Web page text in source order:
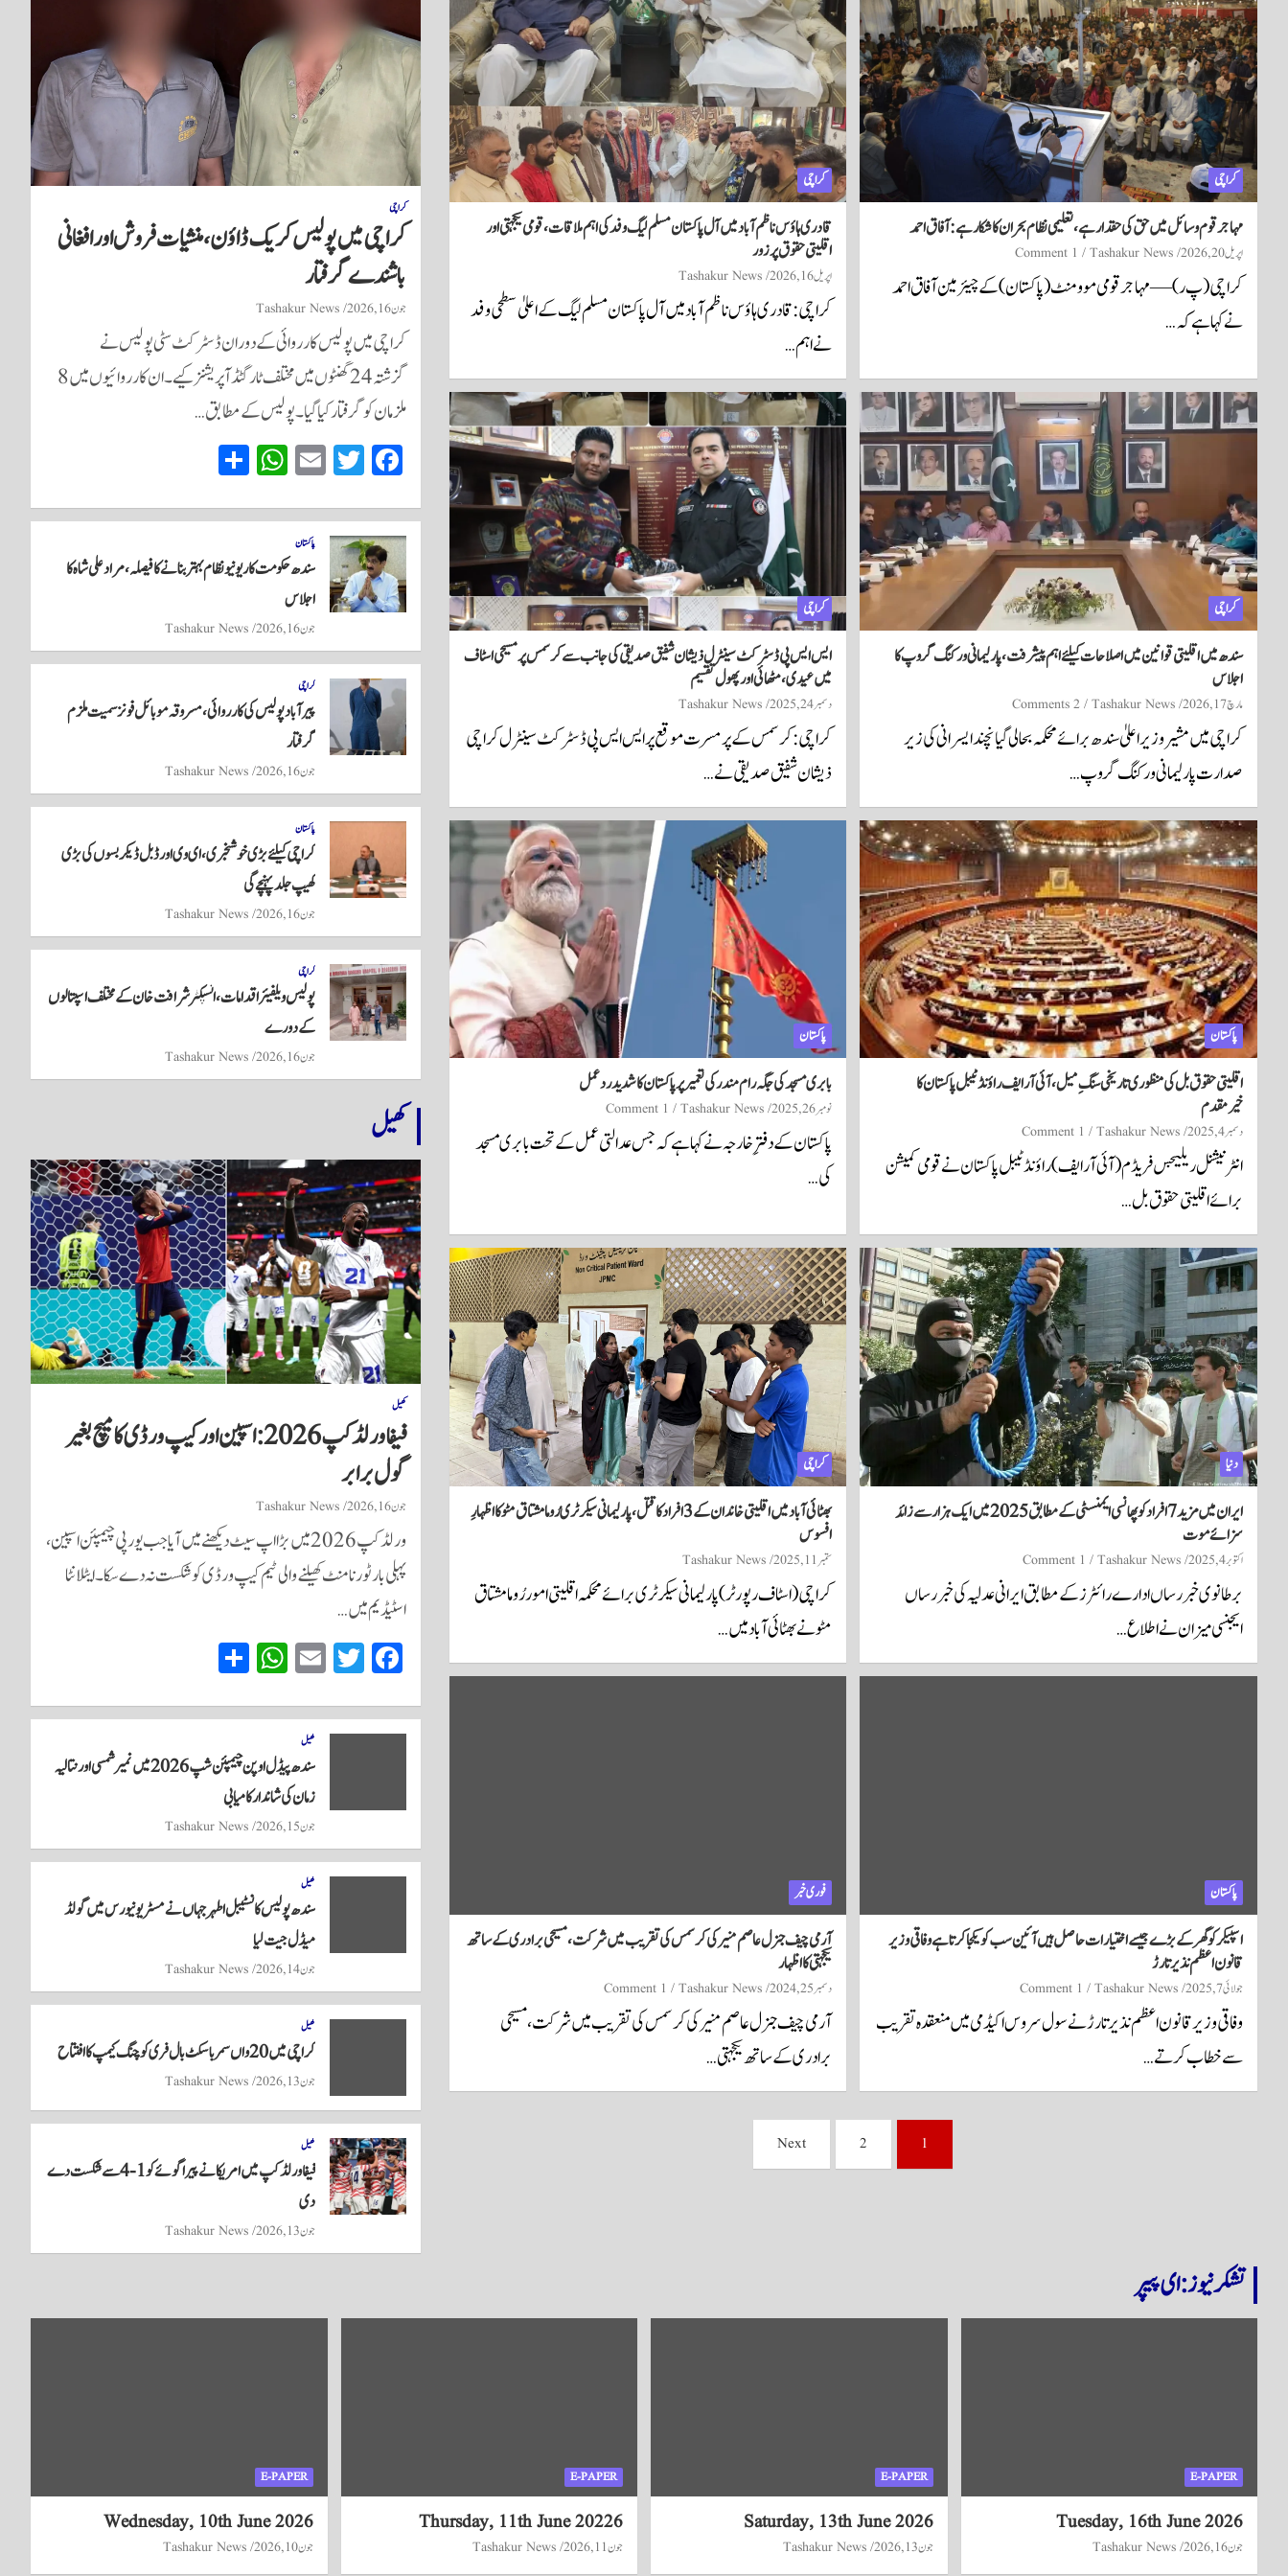
کراچی
مہاجر قوم وسائل میں حق کی حقدار ہے، تعلیمی نظام بحران کا شکار ہے: آفاق احمد
اپریل 20, 2026 Tashakur News
1 Comment
کراچی (پ ر) — مہاجر قومی موومنٹ (پاکستان) کے چیئرمین آفاق احمد
نے کہا ہے کہ…
کراچی
قادری ہاؤس ناظم آباد میں آل پاکستان مسلم لیگ وفد کی اہم ملاقات، قومی یکجہتی اور
اقلیتی حقوق پر زور
اپریل 16, 2026 Tashakur News
کراچی: قادری ہاؤس ناظم آباد میں آل پاکستان مسلم لیگ کے اعلیٰ سطحی وفد
نے اہم…
کراچی
سندھ میں اقلیتی قوانین میں اصلاحات کیلئے اہم پیشرفت، پارلیمانی ورکنگ گروپ کا
اجلاس
مارچ 17, 2026 Tashakur News
2 Comments
کراچی میں مشیر وزیراعلیٰ سندھ برائے محکمہ بحالی گیانچند ایسرانی کی زیر
صدارت پارلیمانی ورکنگ گروپ…
کراچی
ایس ایس پی ڈسٹرکٹ سینٹرل ذیشان شفیق صدیقی کی جانب سے کرسمس پر مسیحی اسٹاف
میں عیدی، مٹھائی اور پھول تقسیم
دسمبر 24, 2025 Tashakur News
کراچی: کرسمس کے پرمسرت موقع پر ایس ایس پی ڈسٹرکٹ سینٹرل کراچی
ذیشان شفیق صدیقی نے…
پاکستان
اقلیتی حقوق بل کی منظوری تاریخی سنگِ میل، آئی آر ایف راؤنڈ ٹیبل پاکستان کا
خیرمقدم
دسمبر 4, 2025 Tashakur News
1 Comment
انٹرنیشنل ریلیجس فریڈم (آئی آر ایف) راؤنڈ ٹیبل پاکستان نے قومی کمیشن
برائے اقلیتی حقوق بل…
پاکستان
بابری مسجد کی جگہ رام مندر کی تعمیر پر پاکستان کا شدید ردعمل
نومبر 26, 2025 Tashakur News
1 Comment
پاکستان کے دفترِ خارجہ نے کہا ہے کہ جس عدالتی عمل کے تحت بابری مسجد
کی…
دنیا
ایران میں مزید 7 افراد کو پھانسی ایمنسٹی کے مطابق 2025 میں ایک ہزار سے زائد
سزائے موت
اکتوبر 4, 2025 Tashakur News
1 Comment
برطانوی خبر رساں ادارے رائٹرز کے مطابق ایرانی عدلیہ کی خبر رساں
ایجنسی میزان نے اطلاع…
کراچی
بھٹائی آباد میں اقلیتی خاندان کے 3 افراد کا قتل، پارلیمانی سیکرٹری رُوما مشتاق مٹو کا اظہارِ
افسوس
ستمبر 11, 2025 Tashakur News
کراچی (اسٹاف رپورٹر) پارلیمانی سیکرٹری برائے محکمہ اقلیتی امور رُوما مشتاق
مٹو نے بھٹائی آباد میں…
پاکستان
اسپیکر کو گھر کے بڑے جیسے اختیارات حاصل ہیں آئین سب کو یکجا کرتا ہے وفاقی وزیر
قانون اعظم نذیر تارڑ
جولائی 7, 2025 Tashakur News
1 Comment
وفاقی وزیر قانون اعظم نذیر تارڑ نے سول سروس اکیڈمی میں منعقدہ تقریب
سے خطاب کرتے…
فوری خبر
آرمی چیف جنرل عاصم منیر کی کرسمس کی تقریب میں شرکت، مسیحی برادری کے ساتھ
یکجہتی کا اظہار
دسمبر 25, 2024 Tashakur News
1 Comment
آرمی چیف جنرل عاصم منیر کی کرسمس کی تقریب میں شرکت، مسیحی
برادری کے ساتھ یکجہتی…
1
2
Next
کراچی
کراچی میں پولیس کریک ڈاؤن، منشیات فروش اور افغانی
باشندے گرفتار
جون 16, 2026 Tashakur News
کراچی میں پولیس کارروائی کے دوران ڈسٹرکٹ سٹی پولیس نے
گزشتہ 24 گھنٹوں میں مختلف ٹارگٹڈ آپریشنز کیے۔ ان کارروائیوں میں 8
ملزمان کو گرفتار کیا گیا۔ پولیس کے مطابق…
Fa
ce
bo
ok
T
wi
tte
r
E
m
ail
W
ha
ts
A
pp
re
پاکستان
سندھ حکومت کا ریونیو نظام بہتر بنانے کا فیصلہ، مراد علی شاہ کا
اجلاس
جون 16, 2026 Tashakur News
کراچی
پیرآباد پولیس کی کارروائی، مسروقہ موبائل فونز سمیت ملزم
گرفتار
جون 16, 2026 Tashakur News
پاکستان
کراچی کیلئے بڑی خوشخبری، ای وی اور ڈبل ڈیکر بسوں کی بڑی
کھیپ جلد پہنچے گی
جون 16, 2026 Tashakur News
کراچی
پولیس ویلفیئر اقدامات، انسپکٹر شرافت خان کے مختلف اسپتالوں
کے دورے
جون 16, 2026 Tashakur News
کھیل
کھیل
فیفا ورلڈ کپ 2026: اسپین اور کیپ ورڈی کا میچ بغیر
گول برابر
جون 16, 2026 Tashakur News
ورلڈ کپ 2026 میں بڑا اپ سیٹ دیکھنے میں آیا جب یورپی چیمپئن اسپین،
پہلی بار ٹورنامنٹ کھیلنے والی ٹیم کیپ ورڈی کو شکست نہ دے سکا۔ ایٹلانٹا
اسٹیڈیم میں…
Fa
ce
bo
T
wi
tte
E
m
ail
W
ha
ts
A
pp
re
کھیل
سندھ پیڈل اوپن چیمپئن شپ 2026 میں نمیر شمسی اور نتالیہ
زمان کی شاندار کامیابی
جون 15, 2026 Tashakur News
کھیل
سندھ پولیس کانسٹیبل اطہر جہاں نے مسٹر یونیورس میں گولڈ
میڈل جیت لیا
جون 14, 2026 Tashakur News
کھیل
کراچی میں 20واں سمر باسکٹ بال فری کوچنگ کیمپ کا افتتاح
جون 13, 2026 Tashakur News
کھیل
فیفا ورلڈکپ میں امریکا نے پیراگوئے کو 1-4 سے شکست دے
دی
جون 13, 2026 Tashakur News
تشکر نیوز: ای پیپر
E-PAPER
Tuesday, 16th June 2026
جون 16, 2026 Tashakur News
E-PAPER
Saturday, 13th June 2026
جون 13, 2026 Tashakur News
E-PAPER
Thursday, 11th June 20226
جون 11, 2026 Tashakur News
E-PAPER
Wednesday, 10th June 2026
جون 10, 2026 Tashakur News